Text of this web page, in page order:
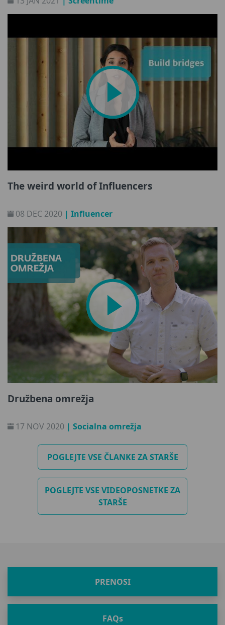
The weird world of Influencers
08 DEC 2020 | Influencer
Družbena omrežja
17 NOV 2020 | Socialna omrežja
POGLEJTE VSE ČLANKE ZA STARŠE
POGLEJTE VSE VIDEOPOSNETKE ZA
STARŠE
PRENOSI
FAQs